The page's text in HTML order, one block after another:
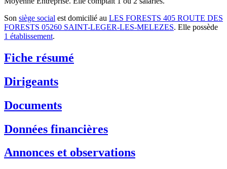
Son siège social est domicilié au LES FORESTS 405 ROUTE DES
FORESTS 05260 SAINT-LEGER-LES-MELEZES. Elle possède
1 établissement.
Fiche résumé
Dirigeants
Documents
Données financières
Annonces et observations